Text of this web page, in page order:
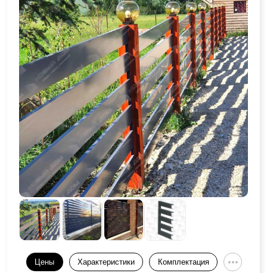
Цены Характеристики Комплектация